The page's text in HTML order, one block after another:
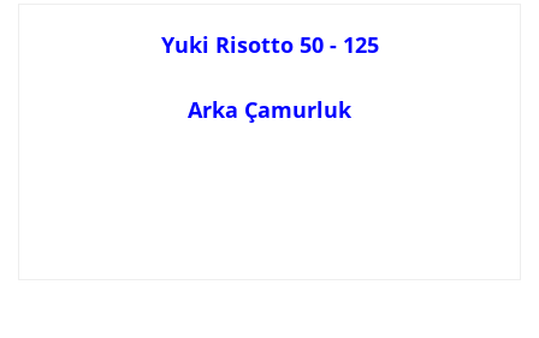
Yuki Risotto 50 - 125
Arka Çamurluk